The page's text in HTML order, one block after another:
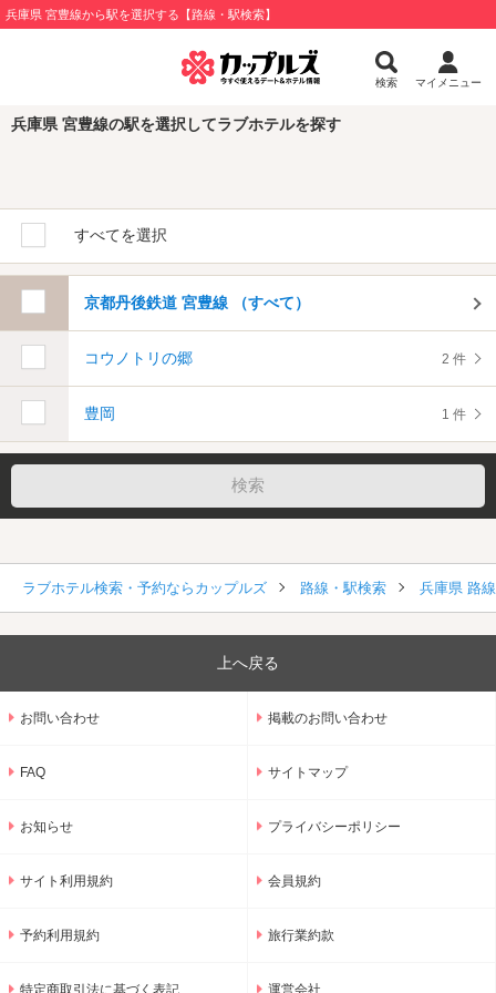
兵庫県 宮豊線から駅を選択する【路線・駅検索】
検索 マイメニュー
兵庫県 宮豊線の駅を選択してラブホテルを探す
すべてを選択
京都丹後鉄道 宮豊線 （すべて）
コウノトリの郷 2 件
豊岡 1 件
ラブホテル検索・予約ならカップルズ 路線・駅検索 兵庫県 路
上へ戻る
お問い合わせ 掲載のお問い合わせ
FAQ サイトマップ
お知らせ プライバシーポリシー
サイト利用規約 会員規約
予約利用規約 旅行業約款
特定商取引法に基づく表記 運営会社